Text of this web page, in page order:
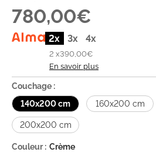
780,00€
2x 3x 4x
2 x390,00€
En savoir plus
Couchage :
140x200 cm
160x200 cm
200x200 cm
Couleur : Crème